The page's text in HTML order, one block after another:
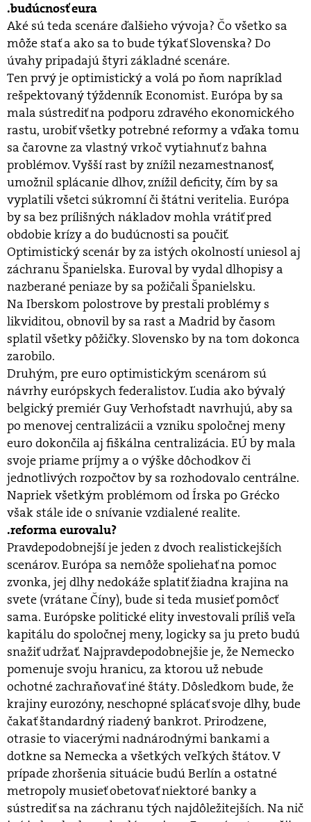
.budúcnosť eura
Aké sú teda scenáre ďalšieho vývoja? Čo všetko sa
môže stať a ako sa to bude týkať Slovenska? Do
úvahy pripadajú štyri základné scenáre.
Ten prvý je optimistický a volá po ňom napríklad
rešpektovaný týždenník Economist. Európa by sa
mala sústrediť na podporu zdravého ekonomického
rastu, urobiť všetky potrebné reformy a vďaka tomu
sa čarovne za vlastný vrkoč vytiahnuť z bahna
problémov. Vyšší rast by znížil nezamestnanosť,
umožnil splácanie dlhov, znížil deficity, čím by sa
vyplatili všetci súkromní či štátni veritelia. Európa
by sa bez prílišných nákladov mohla vrátiť pred
obdobie krízy a do budúcnosti sa poučiť.
Optimistický scenár by za istých okolností uniesol aj
záchranu Španielska. Euroval by vydal dlhopisy a
nazberané peniaze by sa požičali Španielsku.
Na Iberskom polostrove by prestali problémy s
likviditou, obnovil by sa rast a Madrid by časom
splatil všetky pôžičky. Slovensko by na tom dokonca
zarobilo.
Druhým, pre euro optimistickým scenárom sú
návrhy európskych federalistov. Ľudia ako bývalý
belgický premiér Guy Verhofstadt navrhujú, aby sa
po menovej centralizácii a vzniku spoločnej meny
euro dokončila aj fiškálna centralizácia. EÚ by mala
svoje priame príjmy a o výške dôchodkov či
jednotlivých rozpočtov by sa rozhodovalo centrálne.
Napriek všetkým problémom od Írska po Grécko
však stále ide o snívanie vzdialené realite.
.reforma eurovalu?
Pravdepodobnejší je jeden z dvoch realistickejších
scenárov. Európa sa nemôže spoliehať na pomoc
zvonka, jej dlhy nedokáže splatiť žiadna krajina na
svete (vrátane Číny), bude si teda musieť pomôcť
sama. Európske politické elity investovali príliš veľa
kapitálu do spoločnej meny, logicky sa ju preto budú
snažiť udržať. Najpravdepodobnejšie je, že Nemecko
pomenuje svoju hranicu, za ktorou už nebude
ochotné zachraňovať iné štáty. Dôsledkom bude, že
krajiny eurozóny, neschopné splácať svoje dlhy, bude
čakať štandardný riadený bankrot. Prirodzene,
otrasie to viacerými nadnárodnými bankami a
dotkne sa Nemecka a všetkých veľkých štátov. V
prípade zhoršenia situácie budú Berlín a ostatné
metropoly musieť obetovať niektoré banky a
sústrediť sa na záchranu tých najdôležitejších. Na nič